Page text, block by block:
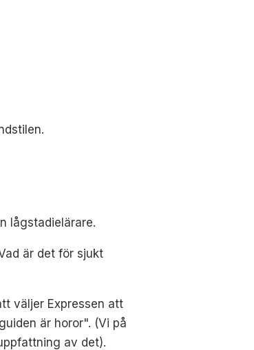
lågstadielärare.
är det för sjukt
väljer Expressen att
är horor". (Vi på
av det).